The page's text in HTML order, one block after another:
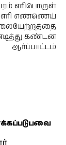
எரிபொருள்
எரி எண்ணெய்
கண்டன
ஆர்ப்பாட்டம்